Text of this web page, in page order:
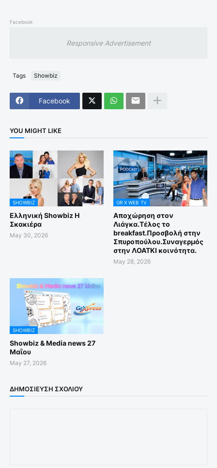
Facebook
Responsive Advertisement
Tags Showbiz
Facebook
YOU MIGHT LIKE
SHOWBIZ
Ελληνική Showbiz Η
Σκακιέρα
May 30, 2026
GR X WEB TV
Αποχώρηση στον
Λιάγκα.Τέλος το
breakfast.Προσβολή στην
Σπυροπούλου.Συναγερμός
στην ΛΟΑΤΚΙ κοινότητα.
May 28, 2026
SHOWBIZ
Showbiz & Media news 27
Μαΐου
May 27, 2026
ΔΗΜΟΣΊΕΥΣΗ ΣΧΟΛΊΟΥ